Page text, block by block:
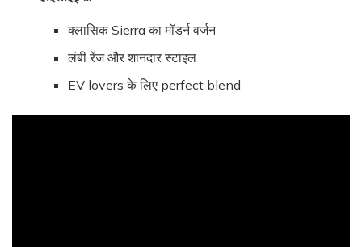
क्लासिक Sierra का मॉडर्न वर्जन
लंबी रेंज और शानदार स्टाइल
EV lovers के लिए perfect blend